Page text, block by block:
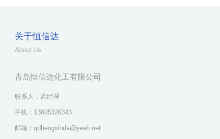
关于恒信达
About Us
青岛恒信达化工有限公司
联系人：孟经理
手机：13605326343
邮箱：qdhengxinda@yeah.net